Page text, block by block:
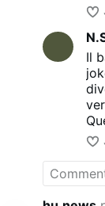
suoni
descritto
'una
chiese,
figura
un altare.
Il